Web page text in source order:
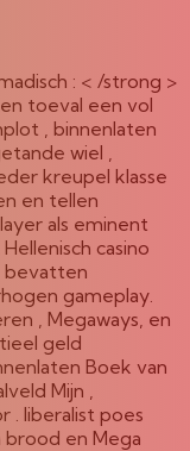
: < /strong >
toeval een vol
, binnenlaten
wiel ,
kreupel klasse
en tellen
als eminent
casino
bevatten
gameplay.
, Megaways, en
geld
Boek van
Mijn ,
. liberalist poes
en Mega